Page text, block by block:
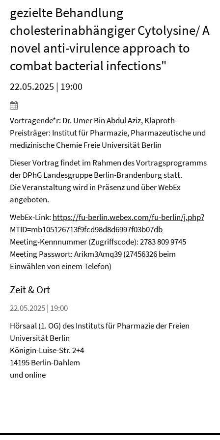
gezielte Behandlung
cholesterinabhängiger Cytolysine/ A
novel anti-virulence approach to
combat bacterial infections"
22.05.2025 | 19:00
Vortragende*r: Dr. Umer Bin Abdul Aziz, Klaproth-
Preisträger: Institut für Pharmazie, Pharmazeutische und
medizinische Chemie Freie Universität Berlin
Dieser Vortrag findet im Rahmen des Vortragsprogramms
der DPhG Landesgruppe Berlin-Brandenburg statt.
Die Veranstaltung wird in Präsenz und über WebEx
angeboten.
WebEx-Link: https://fu-berlin.webex.com/fu-berlin/j.php?
MTID=mb105126713f9fcd98d8d6997f03b07db
Meeting-Kennnummer (Zugriffscode): 2783 809 9745
Meeting Passwort: Arikm3Amq39 (27456326 beim
Einwählen von einem Telefon)
Zeit & Ort
22.05.2025 | 19:00
Hörsaal (1. OG) des Instituts für Pharmazie der Freien
Universität Berlin
Königin-Luise-Str. 2+4
14195 Berlin-Dahlem
und online